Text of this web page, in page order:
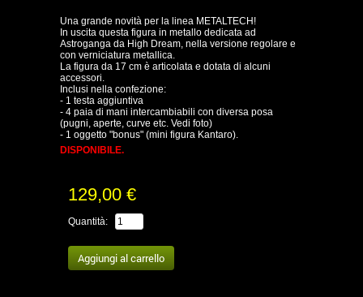
Una grande novità per la linea METALTECH!
In uscita questa figura in metallo dedicata ad
Astroganga da High Dream, nella versione regolare e
con verniciatura metallica.
La figura da 17 cm è articolata e dotata di alcuni
accessori.
Inclusi nella confezione:
- 1 testa aggiuntiva
- 4 paia di mani intercambiabili con diversa posa
(pugni, aperte, curve etc. Vedi foto)
- 1 oggetto "bonus" (mini figura Kantaro).
DISPONIBILE.
129,00 €
Quantità: